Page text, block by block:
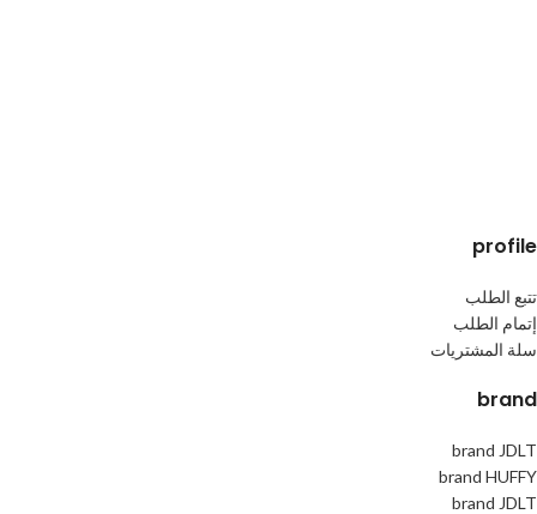
profile
تتبع الطلب
إتمام الطلب
سلة المشتريات
brand
brand JDLT
brand HUFFY
brand JDLT